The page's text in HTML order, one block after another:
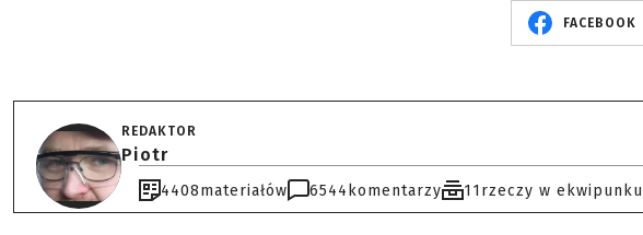
FACEBOOK
REDAKTOR
Piotr
4408materiałów 6544 komentarzy 11rzeczy w ekwipunku